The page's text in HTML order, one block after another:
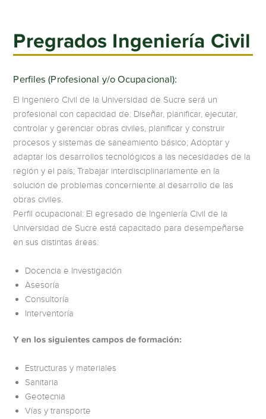
Pregrados Ingeniería Civil
Perfiles (Profesional y/o Ocupacional):
El Ingeniero Civil de la Universidad de Sucre será un
profesional con capacidad de: Diseñar, planificar, ejecutar,
controlar y gerenciar obras civiles, planificar y construir
procesos y sistemas de saneamiento básico; Adoptar y
adaptar los desarrollos tecnológicos a las necesidades de la
región y el país; Trabajar interdisciplinariamente en la
solución de problemas concerniente al desarrollo de las
obras civiles.
Perfil ocupacional: El egresado de Ingeniería Civil de la
Universidad de Sucre está capacitado para desempeñarse
en sus distintas áreas:
Docencia e Investigación
Asesoría
Consultoría
Interventoría
Y en los siguientes campos de formación:
Estructuras y materiales
Sanitaria
Geotecnia
Vías y transporte